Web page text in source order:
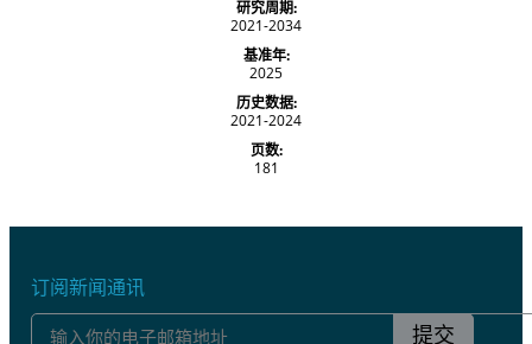
研究周期:
2021-2034
基准年:
2025
历史数据:
2021-2024
页数:
181
订阅新闻通讯
提交